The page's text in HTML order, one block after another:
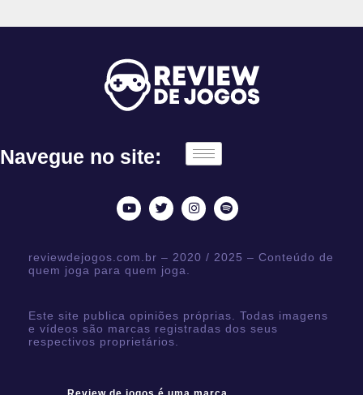
Navegue no site:
reviewdejogos.com.br – 2020 / 2025 – Conteúdo de
quem joga para quem joga.
Este site publica opiniões próprias. Todas imagens
e vídeos são marcas registradas dos seus
respectivos proprietários.